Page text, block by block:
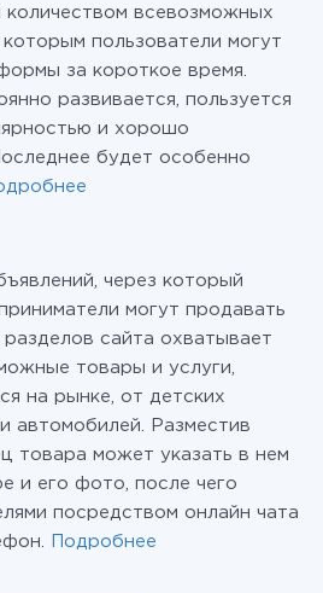
всевозможных
пользователи могут
за короткое время.
развивается, пользуется
и хорошо
будет особенно
через который
могут продавать
сайта охватывает
товары и услуги,
на рынке, от детских
автомобилей. Разместив
товара может указать в нем
и его фото, после чего
посредством онлайн чата
Подробнее